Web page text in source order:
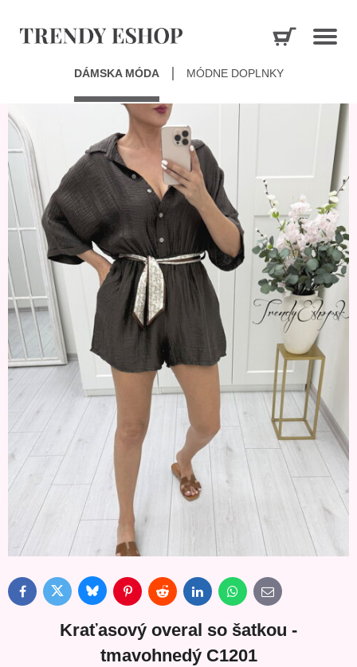
DÁMSKA MÓDA MÓDNE DOPLNKY
FacebookTwitter BlueskyPinterestReddit LinkedInWhatsApp
E-
mail
Kraťasový overal so šatkou -
tmavohnedý C1201